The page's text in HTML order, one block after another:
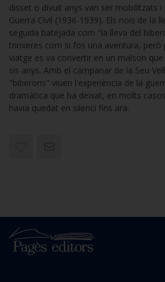
disset o divuit anys van ser mobilitzats
Guerra Civil (1936-1939). Els nois de la
seguida batejada com "la lleva del
trinxeres com si fos una aventura, però
viatge es va convertir en un malson
sis anys. Amb el campanar de la Seu
"biberons" viuen l'experiència de la
dramàtica que ha deixat, en molts
havia quedat en silenci fins ara.